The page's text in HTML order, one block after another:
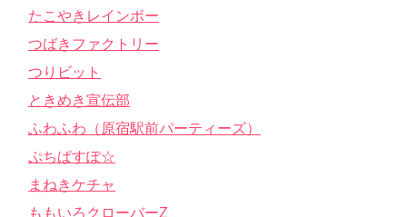
たこやきレインボー
つばきファクトリー
つりビット
ときめき宣伝部
ふわふわ（原宿駅前パーティーズ）
ぷちぱすぽ☆
まねきケチャ
ももいろクローバーZ